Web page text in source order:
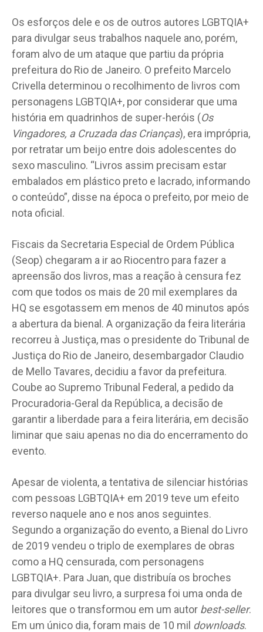
Os esforços dele e os de outros autores LGBTQIA+
para divulgar seus trabalhos naquele ano, porém,
foram alvo de um ataque que partiu da própria
prefeitura do Rio de Janeiro. O prefeito Marcelo
Crivella determinou o recolhimento de livros com
personagens LGBTQIA+, por considerar que uma
história em quadrinhos de super-heróis (Os
Vingadores, a Cruzada das Crianças), era imprópria,
por retratar um beijo entre dois adolescentes do
sexo masculino. “Livros assim precisam estar
embalados em plástico preto e lacrado, informando
o conteúdo”, disse na época o prefeito, por meio de
nota oficial.
Fiscais da Secretaria Especial de Ordem Pública
(Seop) chegaram a ir ao Riocentro para fazer a
apreensão dos livros, mas a reação à censura fez
com que todos os mais de 20 mil exemplares da
HQ se esgotassem em menos de 40 minutos após
a abertura da bienal. A organização da feira literária
recorreu à Justiça, mas o presidente do Tribunal de
Justiça do Rio de Janeiro, desembargador Claudio
de Mello Tavares, decidiu a favor da prefeitura.
Coube ao Supremo Tribunal Federal, a pedido da
Procuradoria-Geral da República, a decisão de
garantir a liberdade para a feira literária, em decisão
liminar que saiu apenas no dia do encerramento do
evento.
Apesar de violenta, a tentativa de silenciar histórias
com pessoas LGBTQIA+ em 2019 teve um efeito
reverso naquele ano e nos anos seguintes.
Segundo a organização do evento, a Bienal do Livro
de 2019 vendeu o triplo de exemplares de obras
como a HQ censurada, com personagens
LGBTQIA+. Para Juan, que distribuía os broches
para divulgar seu livro, a surpresa foi uma onda de
leitores que o transformou em um autor best-seller.
Em um único dia, foram mais de 10 mil downloads.